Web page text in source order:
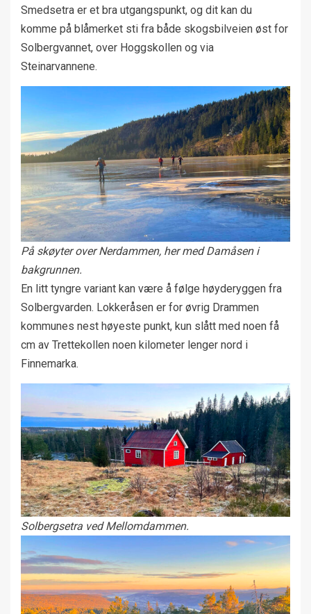
Smedsetra er et bra utgangspunkt, og dit kan du
komme på blåmerket sti fra både skogsbilveien øst for
Solbergvannet, over Hoggskollen og via
Steinarvannene.
På skøyter over Nerdammen, her med Damåsen i
bakgrunnen.
En litt tyngre variant kan være å følge høyderyggen fra
Solbergvarden. Lokkeråsen er for øvrig Drammen
kommunes nest høyeste punkt, kun slått med noen få
cm av Trettekollen noen kilometer lenger nord i
Finnemarka.
Solbergsetra ved Mellomdammen.